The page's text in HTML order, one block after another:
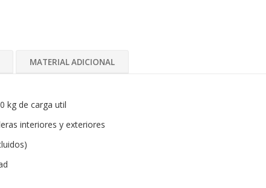
MATERIAL ADICIONAL
kg de carga util
interiores y exteriores